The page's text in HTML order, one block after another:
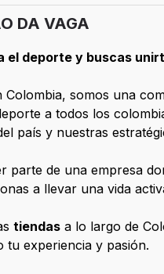
DA VAGA
el deporte y buscas
Colombia, somos una
a todos los
país y nuestras
parte de una empresa
a llevar una vida
tiendas a lo largo de
tu experiencia y pasión.